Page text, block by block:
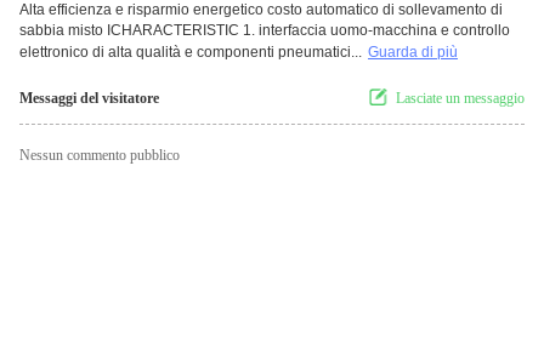
Alta efficienza e risparmio energetico costo automatico di sollevamento di
sabbia misto ICHARACTERISTIC 1. interfaccia uomo-macchina e controllo
elettronico di alta qualità e componenti pneumatici... Guarda di più
Messaggi del visitatore Lasciate un messaggio
Nessun commento pubblico